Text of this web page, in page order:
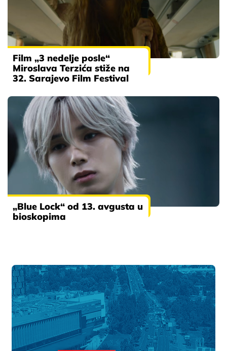
Film „3 nedelje posle“
Miroslava Terzića stiže na
32. Sarajevo Film Festival
„Blue Lock“ od 13. avgusta u
bioskopima